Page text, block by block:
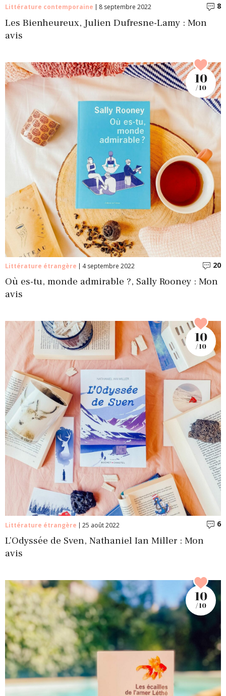
Littérature contemporaine 8 septembre 2022 8
Les Bienheureux, Julien Dufresne-Lamy : Mon
avis
Littérature étrangère 4 septembre 2022 20
Où es-tu, monde admirable ?, Sally Rooney : Mon
avis
10
/ 10
Littérature étrangère 25 août 2022 6
L’Odyssée de Sven, Nathaniel Ian Miller : Mon
avis
10
/ 10
10
/ 10